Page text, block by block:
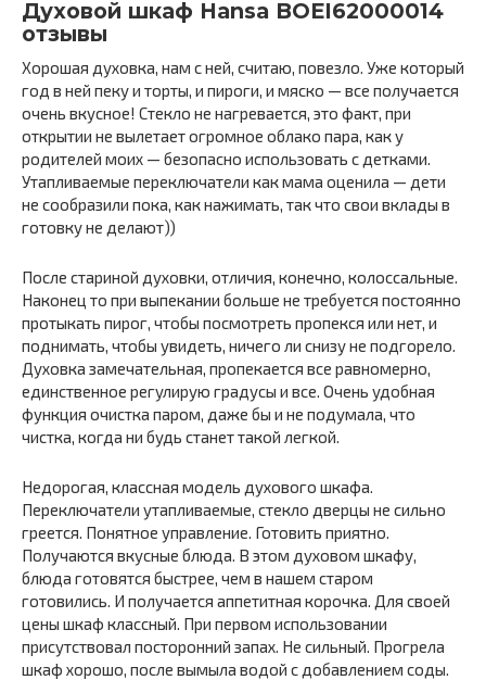
Духовой шкаф Hansa BOEI62000014
отзывы
Хорошая духовка, нам с ней, считаю, повезло. Уже который
год в ней пеку и торты, и пироги, и мяско — все получается
очень вкусное! Стекло не нагревается, это факт, при
открытии не вылетает огромное облако пара, как у
родителей моих — безопасно использовать с детками.
Утапливаемые переключатели как мама оценила — дети
не сообразили пока, как нажимать, так что свои вклады в
готовку не делают))
После стариной духовки, отличия, конечно, колоссальные.
Наконец то при выпекании больше не требуется постоянно
протыкать пирог, чтобы посмотреть пропекся или нет, и
поднимать, чтобы увидеть, ничего ли снизу не подгорело.
Духовка замечательная, пропекается все равномерно,
единственное регулирую градусы и все. Очень удобная
функция очистка паром, даже бы и не подумала, что
чистка, когда ни будь станет такой легкой.
Недорогая, классная модель духового шкафа.
Переключатели утапливаемые, стекло дверцы не сильно
греется. Понятное управление. Готовить приятно.
Получаются вкусные блюда. В этом духовом шкафу,
блюда готовятся быстрее, чем в нашем старом
готовились. И получается аппетитная корочка. Для своей
цены шкаф классный. При первом использовании
присутствовал посторонний запах. Не сильный. Прогрела
шкаф хорошо, после вымыла водой с добавлением соды.